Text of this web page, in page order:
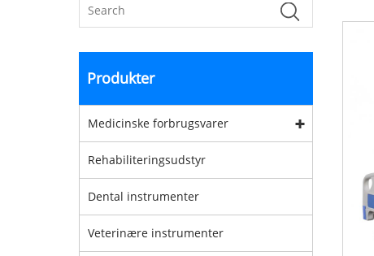
Produkter
Medicinske forbrugsvarer
Rehabiliteringsudstyr
Dental instrumenter
Veterinære instrumenter